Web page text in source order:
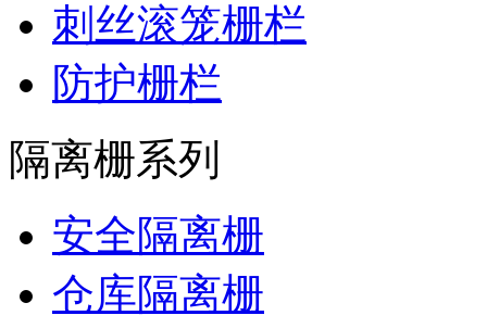
刺丝滚笼栅栏
防护栅栏
隔离栅系列
安全隔离栅
仓库隔离栅